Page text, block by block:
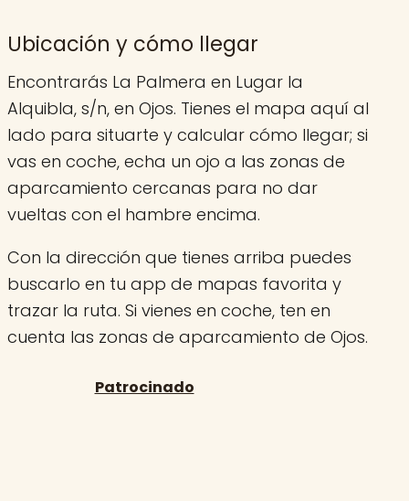
Ubicación y cómo llegar
Encontrarás La Palmera en Lugar la
Alquibla, s/n, en Ojos. Tienes el mapa aquí al
lado para situarte y calcular cómo llegar; si
vas en coche, echa un ojo a las zonas de
aparcamiento cercanas para no dar
vueltas con el hambre encima.
Con la dirección que tienes arriba puedes
buscarlo en tu app de mapas favorita y
trazar la ruta. Si vienes en coche, ten en
cuenta las zonas de aparcamiento de Ojos.